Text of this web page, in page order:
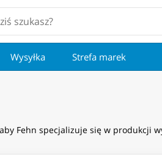
Wysyłka Strefa marek
Fehn specjalizuje się w produkcji